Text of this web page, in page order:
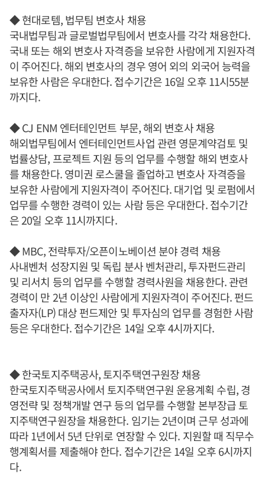
◆ 현대로템, 법무팀 변호사 채용
국내법무팀과 글로벌법무팀에서 변호사를 각각 채용한다.
국내 또는 해외 변호사 자격증을 보유한 사람에게 지원자격
이 주어진다. 해외 변호사의 경우 영어 외의 외국어 능력을
보유한 사람은 우대한다. 접수기간은 16일 오후 11시55분
까지다.
◆ CJ ENM 엔터테인먼트 부문, 해외 변호사 채용
해외법무팀에서 엔터테인먼트사업 관련 영문계약검토 및
법률상담, 프로젝트 지원 등의 업무를 수행할 해외 변호사
를 채용한다. 영미권 로스쿨을 졸업하고 변호사 자격증을
보유한 사람에게 지원자격이 주어진다. 대기업 및 로펌에서
업무를 수행한 경력이 있는 사람 등은 우대한다. 접수기간
은 20일 오후 11시까지다.
◆ MBC, 전략투자/오픈이노베이션 분야 경력 채용
사내벤처 성장지원 및 독립 분사 벤처관리, 투자펀드관리
및 리서치 등의 업무를 수행할 경력사원을 채용한다. 관련
경력이 만 2년 이상인 사람에게 지원자격이 주어진다. 펀드
출자자(LP) 대상 펀드제안 및 투자심의 업무를 경험한 사람
등은 우대한다. 접수기간은 14일 오후 4시까지다.
◆ 한국토지주택공사, 토지주택연구원장 채용
한국토지주택공사에서 토지주택연구원 운용계획 수립, 경
영전략 및 정책개발 연구 등의 업무를 수행할 본부장급 토
지주택연구원장을 채용한다. 임기는 2년이며 근무 성과에
따라 1년에서 5년 단위로 연장할 수 있다. 지원할 때 직무수
행계획서를 제출해야 한다. 접수기간은 14일 오후 6시까지
다.